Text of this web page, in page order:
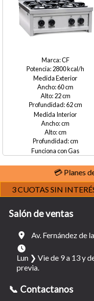
CF
2800
Medida Exterior
60
22
62
Medida Interior
Gas
💳 Planes de
3 CUOTAS SIN
Salón de ventas
Av. Fernández de
Lun ❯ Vie de 9 a 13 y
previa.
📞 Contactanos